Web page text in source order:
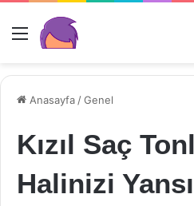
Menü
Anasayfa /Genel
Kızıl Saç
Halinizi